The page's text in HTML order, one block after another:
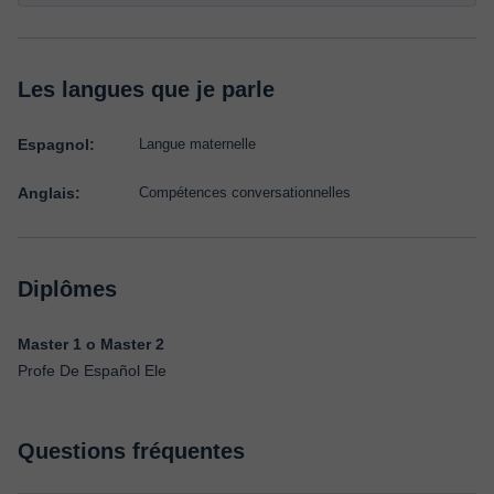
Les langues que je parle
Espagnol: Langue maternelle
Anglais: Compétences conversationnelles
Diplômes
Master 1 o Master 2
Profe De Español Ele
Questions fréquentes